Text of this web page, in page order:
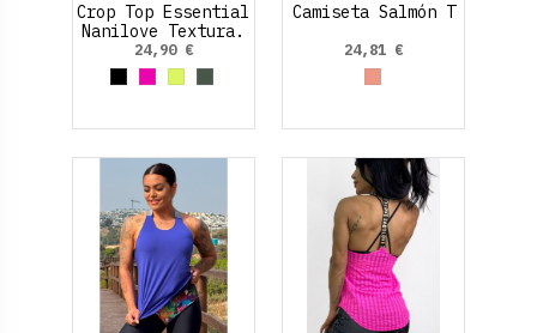
Crop Top Essential
Nanilove Textura.
24,90 €
NegroFucsiaAmarillo Neon
Verde Oliva
Camiseta Salmón T
24,81 €
Rosa Salmón